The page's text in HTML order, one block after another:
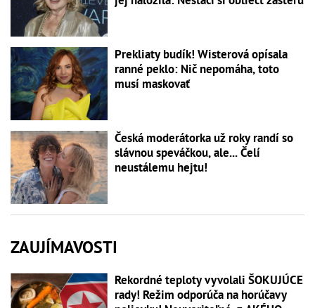
Prekliaty budík! Wisterová opísala
ranné peklo: Nič nepomáha, toto
musí maskovať
Česká moderátorka už roky randí so
slávnou speváčkou, ale... Čelí
neustálemu hejtu!
ZAUJÍMAVOSTI
Rekordné teploty vyvolali ŠOKUJÚCE
rady! Režim odporúča na horúčavy